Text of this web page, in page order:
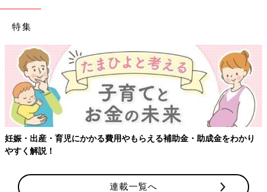
特集
妊娠・出産・育児にかかる費用やもらえる補助金・助成金をわかり
やすく解説！
連載一覧へ